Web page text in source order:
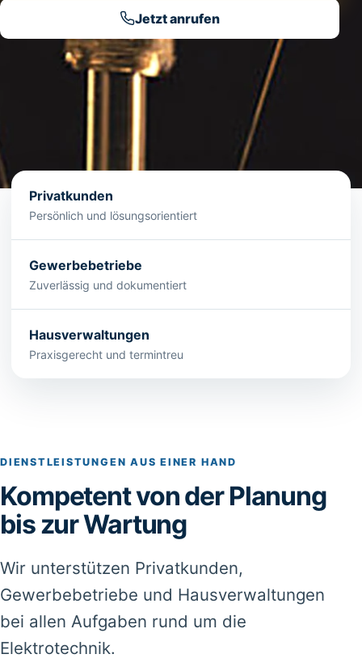
Jetzt anrufen
Privatkunden
Persönlich und lösungsorientiert
Gewerbebetriebe
Zuverlässig und dokumentiert
Hausverwaltungen
Praxisgerecht und termintreu
DIENSTLEISTUNGEN AUS EINER HAND
Kompetent von der Planung
bis zur Wartung
Wir unterstützen Privatkunden,
Gewerbebetriebe und Hausverwaltungen
bei allen Aufgaben rund um die
Elektrotechnik.